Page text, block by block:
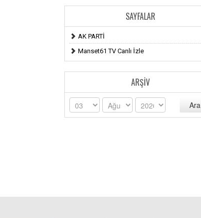
SAYFALAR
AK PARTİ
Manset61 TV Canlı İzle
ARŞIV
Ara